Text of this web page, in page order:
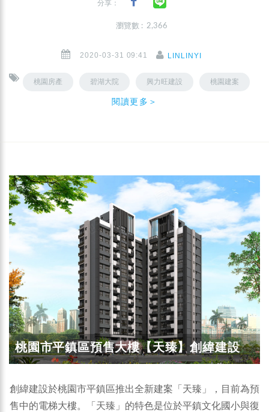
分享：
瀏覽數 : 2,366
2020-03-31 09:41 LINLINYI
桃園房產 碧湖大院 興力旺建設 桃園建案
閱讀更多＞
桃園市平鎮區預售大樓【天臻】創緯建設
創緯建設於桃園市平鎮區推出全新建案「天臻」，目前為預
售中的電梯大樓。「天臻」的特色是位於平鎮文化國小與復